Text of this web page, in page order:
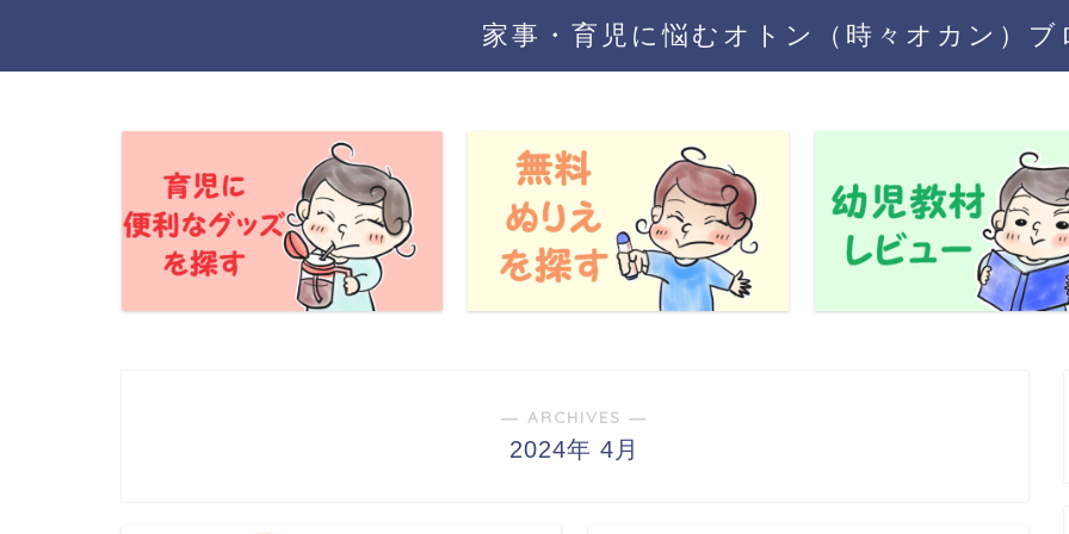
家事・育児に悩むオトン（時々オカン）ブ
― ARCHIVES ―
2024年 4月